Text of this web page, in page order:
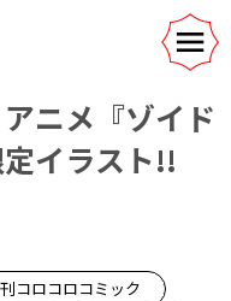
ニメ『ゾイド
定イラスト!!
コロコロコミック